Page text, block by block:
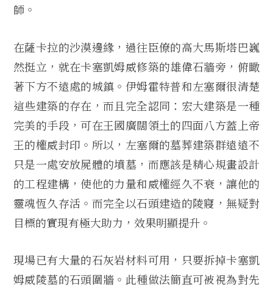
師。
在薩卡拉的沙漠邊緣，過往臣僚的高大馬斯塔巴巍
然挺立，就在卡塞凱姆威修築的雄偉石牆旁，俯瞰
著下方不遠處的城鎮。伊姆霍特普和左塞爾很清楚
這些建築的存在，而且完全認同：宏大建築是一種
完美的手段，可在王國廣闊領土的四面八方蓋上帝
王的權威封印。所以，左塞爾的墓葬建築群遠遠不
只是一處安放屍體的墳墓，而應該是精心規畫設計
的工程建構，使他的力量和威權經久不衰，讓他的
靈魂恆久存活。而完全以石頭建造的陵寢，無疑對
目標的實現有極大助力，效果明顯提升。
現場已有大量的石灰岩材料可用，只要拆掉卡塞凱
姆威陵墓的石頭圍牆。此種做法簡直可被視為對先